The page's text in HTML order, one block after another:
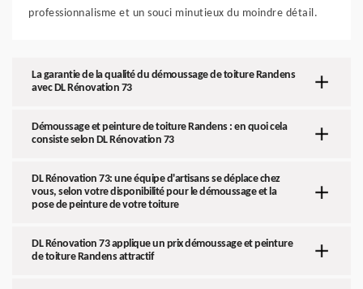
professionnalisme et un souci minutieux du moindre détail.
La garantie de la qualité du démoussage de toiture Randens
avec DL Rénovation 73
Démoussage et peinture de toiture Randens : en quoi cela
consiste selon DL Rénovation 73
DL Rénovation 73: une équipe d'artisans se déplace chez
vous, selon votre disponibilité pour le démoussage et la
pose de peinture de votre toiture
DL Rénovation 73 applique un prix démoussage et peinture
de toiture Randens attractif